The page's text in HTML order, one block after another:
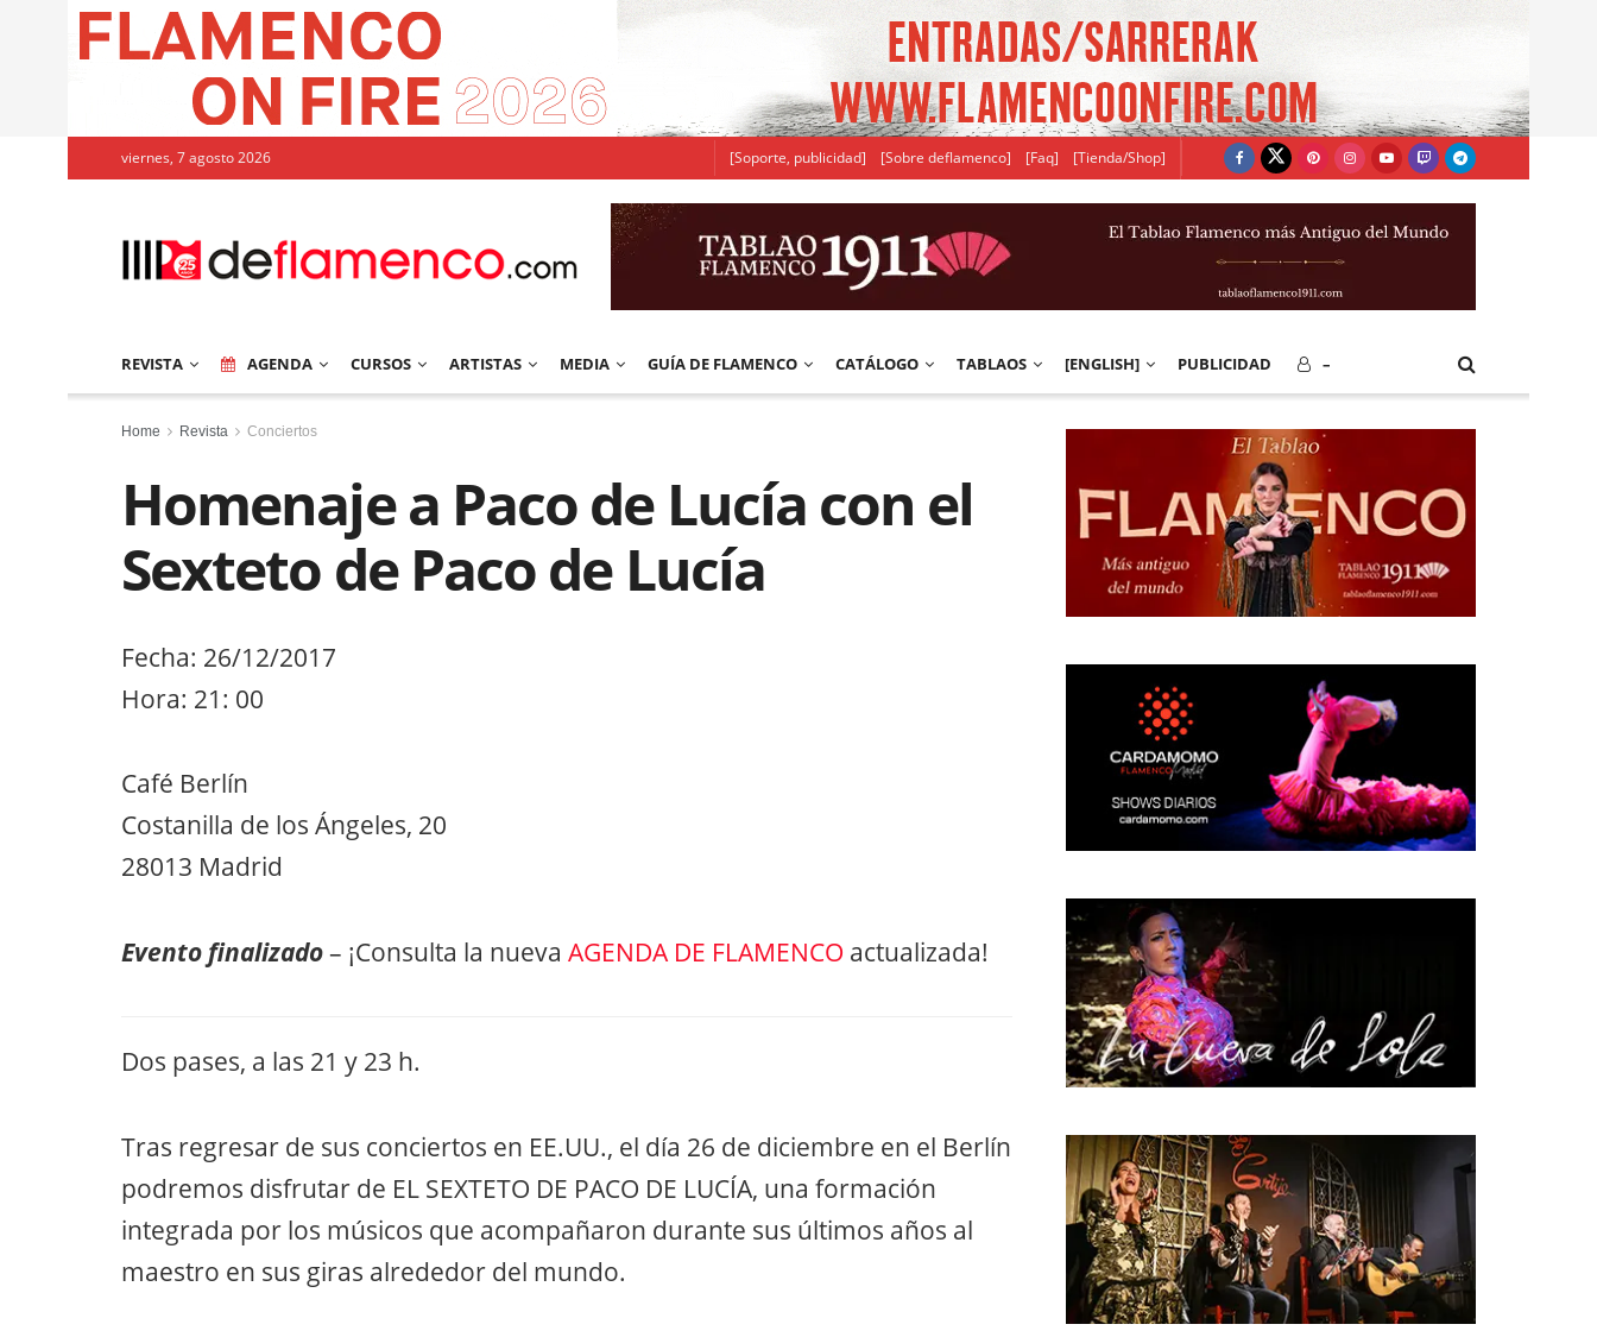
viernes, 7 agosto 2026 [Soporte, publicidad] [Sobre deflamenco] [Faq] [Tienda/Shop]
REVISTA AGENDA CURSOS ARTISTAS MEDIA GUÍA DE FLAMENCO CATÁLOGO TABLAOS [ENGLISH] PUBLICIDAD –
Home Revista Conciertos
Homenaje a Paco de Lucía con el
Sexteto de Paco de Lucía
Fecha: 26/12/2017
Hora: 21: 00
Café Berlín
Costanilla de los Ángeles, 20
28013 Madrid
Evento finalizado– ¡Consulta la nueva AGENDA DE FLAMENCO actualizada!
Dos pases, a las 21 y 23 h.
Tras regresar de sus conciertos en EE.UU., el día 26 de diciembre en el Berlín
podremos disfrutar de EL SEXTETO DE PACO DE LUCÍA, una formación
integrada por los músicos que acompañaron durante sus últimos años al
maestro en sus giras alrededor del mundo.